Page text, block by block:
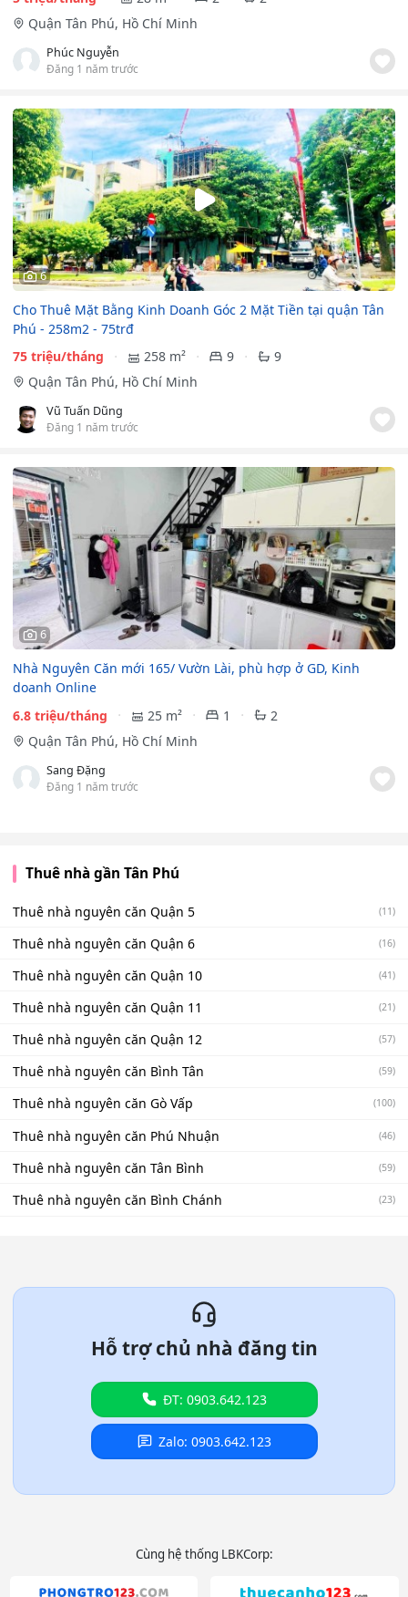
Quận Tân Phú, Hồ Chí Minh
Phúc Nguyễn
Đăng 1 năm trước
6
Cho Thuê Mặt Bằng Kinh Doanh Góc 2 Mặt Tiền tại quận Tân
Phú - 258m2 - 75trđ
75 triệu/tháng
258 m² 9
9
Quận Tân Phú, Hồ Chí Minh
Vũ Tuấn Dũng
Đăng 1 năm trước
6
Nhà Nguyên Căn mới 165/ Vườn Lài, phù hợp ở GD, Kinh
doanh Online
6.8 triệu/tháng
25 m² 1
2
Quận Tân Phú, Hồ Chí Minh
Sang Đặng
Đăng 1 năm trước
Thuê nhà gần Tân Phú
Thuê nhà nguyên căn Quận 5 (11)
Thuê nhà nguyên căn Quận 6 (16)
Thuê nhà nguyên căn Quận 10 (41)
Thuê nhà nguyên căn Quận 11 (21)
Thuê nhà nguyên căn Quận 12 (57)
Thuê nhà nguyên căn Bình Tân (59)
Thuê nhà nguyên căn Gò Vấp (100)
Thuê nhà nguyên căn Phú Nhuận (46)
Thuê nhà nguyên căn Tân Bình (59)
Thuê nhà nguyên căn Bình Chánh (23)
Hỗ trợ chủ nhà đăng tin
ĐT: 0903.642.123
Zalo: 0903.642.123
Cùng hệ thống LBKCorp: